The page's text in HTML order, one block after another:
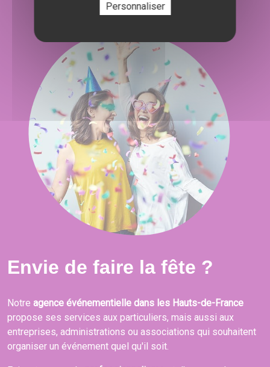
Envie de faire la fête ?
Notre agence événementielle dans les Hauts-de-France
propose ses services aux particuliers, mais aussi aux
entreprises, administrations ou associations qui souhaitent
organiser un événement quel qu'il soit.
Personnaliser